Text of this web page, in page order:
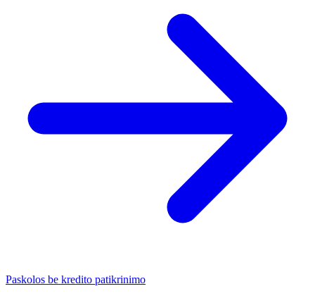
Paskolos be kredito patikrinimo